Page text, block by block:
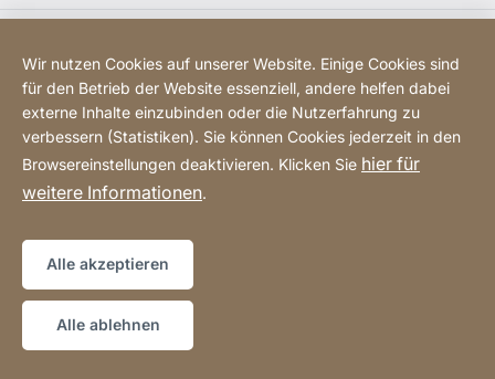
Social Media
Newsletter bestellen
Website
[Website
information]
Sitemap
Wir nutzen Cookies auf unserer Website. Einige Cookies sind
für den Betrieb der Website essenziell, andere helfen dabei
externe Inhalte einzubinden oder die Nutzerfahrung zu
verbessern (Statistiken). Sie können Cookies jederzeit in den
Browsereinstellungen deaktivieren. Klicken Sie hier für
weitere Informationen.
Alle akzeptieren
Alle ablehnen